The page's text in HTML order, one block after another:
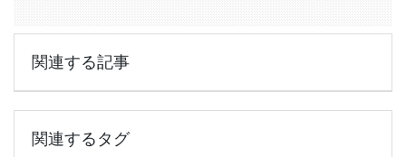
関連する記事
関連するタグ